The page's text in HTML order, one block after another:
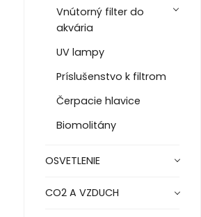
Vnútorný filter do
akvária
UV lampy
Príslušenstvo k filtrom
Čerpacie hlavice
Biomolitány
OSVETLENIE
CO2 A VZDUCH